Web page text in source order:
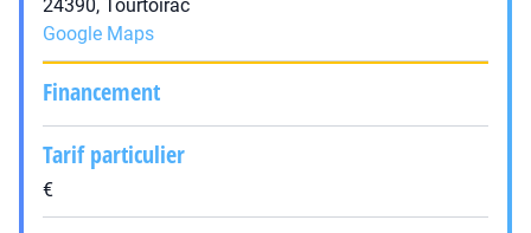
24390, Tourtoirac
Google Maps
Financement
Tarif particulier
€